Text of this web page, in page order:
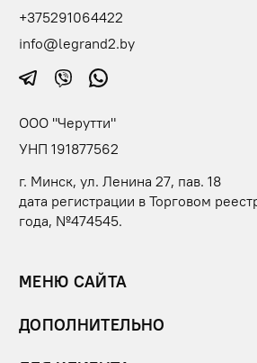
+375291064422
info@legrand2.by
ООО "Черутти"
УНП 191877562
г. Минск, ул. Ленина 27, пав. 18
дата регистрации в Торговом
года, №474545.
МЕНЮ САЙТА
ДОПОЛНИТЕЛЬНО